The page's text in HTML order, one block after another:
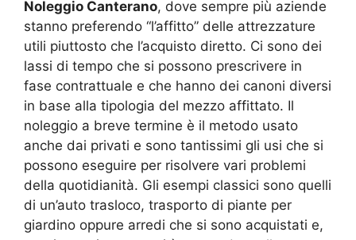
Noleggio Canterano, dove sempre più aziende
stanno preferendo “l’affitto” delle attrezzature
utili piuttosto che l’acquisto diretto. Ci sono dei
lassi di tempo che si possono prescrivere in
fase contrattuale e che hanno dei canoni diversi
in base alla tipologia del mezzo affittato. Il
noleggio a breve termine è il metodo usato
anche dai privati e sono tantissimi gli usi che si
possono eseguire per risolvere vari problemi
della quotidianità. Gli esempi classici sono quelli
di un’auto trasloco, trasporto di piante per
giardino oppure arredi che si sono acquistati e,